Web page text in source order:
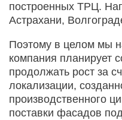
построенных ТРЦ.
Астрахани,
Поэтому в целом мы
компания планирует
продолжать рост за
локализации,
производственного
поставки фасадов